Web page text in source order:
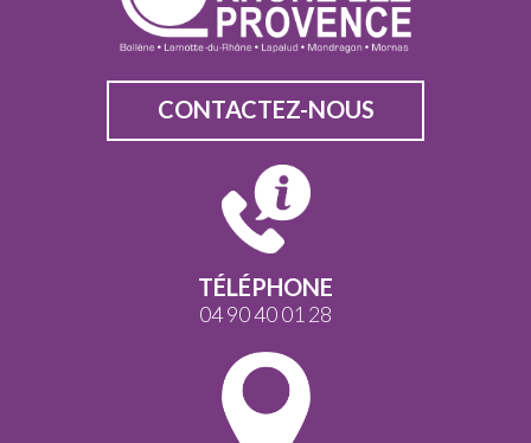
CONTACTEZ-NOUS
TÉLÉPHONE
04 90 40 01 28